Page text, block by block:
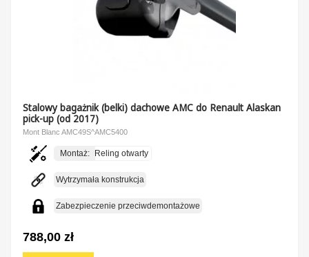
Stalowy bagażnik (belki) dachowe AMC do Renault Alaskan
pick-up (od 2017)
Mont Blanc AMC49S^AMC5400
Montaż: Reling otwarty
Wytrzymała konstrukcja
Zabezpieczenie przeciwdemontażowe
788,00 zł